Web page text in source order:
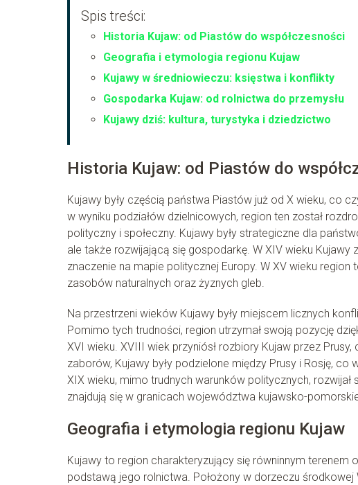
Spis treści:
Historia Kujaw: od Piastów do współczesności
Geografia i etymologia regionu Kujaw
Kujawy w średniowieczu: księstwa i konflikty
Gospodarka Kujaw: od rolnictwa do przemysłu
Kujawy dziś: kultura, turystyka i dziedzictwo
Historia Kujaw: od Piastów do
Kujawy były częścią państwa Piastów już od X wieku, co
w wyniku podziałów dzielnicowych, region ten został
polityczny i społeczny. Kujawy były strategiczne dla
ale także rozwijającą się gospodarkę. W XIV wieku
znaczenie na mapie politycznej Europy. W XV wieku
zasobów naturalnych oraz żyznych gleb.
Na przestrzeni wieków Kujawy były miejscem licznych
Pomimo tych trudności, region utrzymał swoją pozycję
XVI wieku. XVIII wiek przyniósł rozbiory Kujaw przez
zaborów, Kujawy były podzielone między Prusy i Rosję,
XIX wieku, mimo trudnych warunków politycznych,
znajdują się w granicach województwa kujawsko-
Geografia i etymologia regionu Kujaw
Kujawy to region charakteryzujący się równinnym
podstawą jego rolnictwa. Położony w dorzeczu